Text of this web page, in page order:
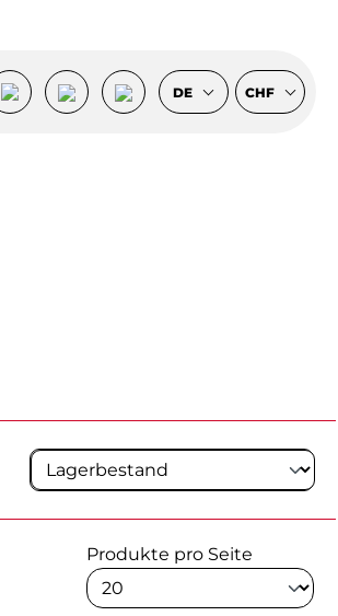
DE CHF
Produkte pro Seite